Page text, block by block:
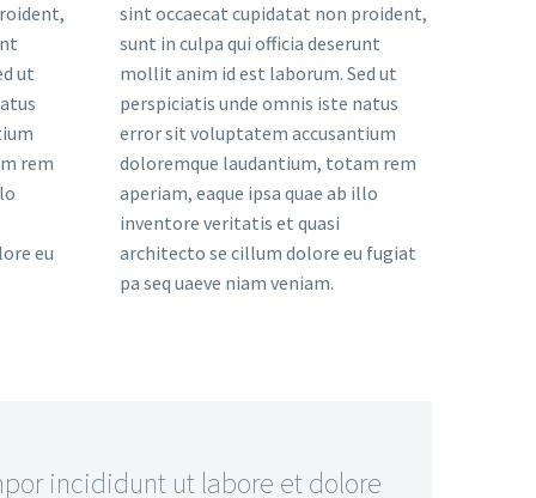
ut
rem
eu
sint occaecat cupidatat non proident,
sunt in culpa qui officia deserunt
mollit anim id est laborum. Sed ut
perspiciatis unde omnis iste natus
error sit voluptatem accusantium
doloremque laudantium, totam rem
aperiam, eaque ipsa quae ab illo
inventore veritatis et quasi
architecto se cillum dolore eu fugiat
pa seq uaeve niam veniam.
incididunt ut labore et dolore